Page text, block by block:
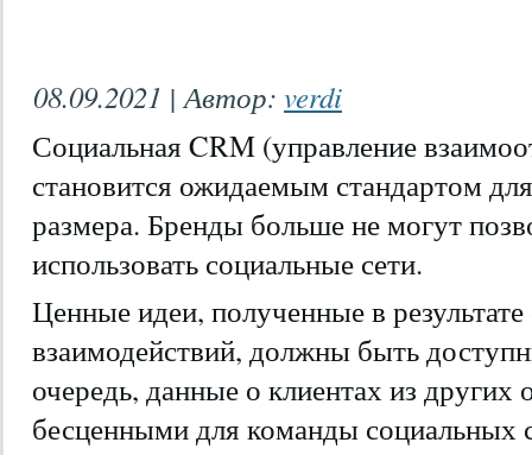
08.09.2021 | Автор: verdi
Социальная CRM (управление
становится ожидаемым стандартом
размера. Бренды больше не могут
использовать социальные сети.
Ценные идеи, полученные в
взаимодействий, должны быть
очередь, данные о клиентах из других
бесценными для команды социальных